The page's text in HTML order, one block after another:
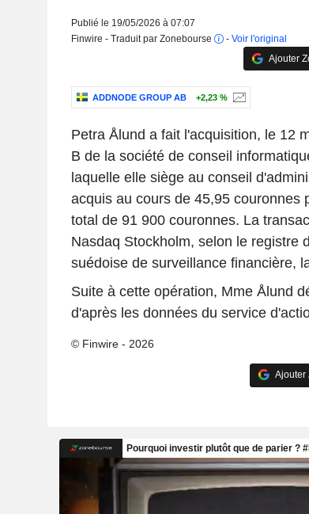
Publié le 19/05/2026 à 07:07
Finwire - Traduit par Zonebourse
- Voir l'original
Ajouter
ADDNODE GROUP AB +2,23 %
Petra Ålund a fait l'acquisition, le 12
B de la société de conseil
laquelle elle siège au conseil
acquis au cours de 45,95 couronnes
total de 91 900 couronnes. La
Nasdaq Stockholm, selon le registre
suédoise de surveillance financière,
Suite à cette opération, Mme Ålund
d'après les données du service
© Finwire - 2026
Ajouter